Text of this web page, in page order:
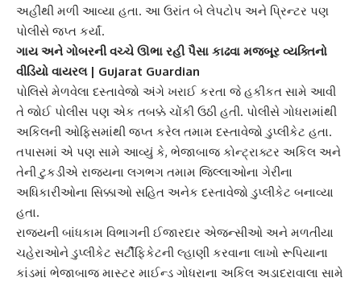
અહીંથી મળી આવ્યા હતા. આ ઉરાંત બે લેપટોપ અને પ્રિન્ટર પણ
પોલીસે જપ્ત કર્યાં.
ગાય અને ગોબરની વચ્ચે ઊભા રહી પૈસા કાઢવા મજબૂર વ્યક્તિનો
વીડિયો વાયરલ | Gujarat Guardian
પોલિસે મેળવેલા દસ્તાવેજો અંગે ખરાઈ કરતા જે હકીકત સામે આવી
તે જોઈ પોલીસ પણ એક તબક્કે ચોંકી ઉઠી હતી. પોલીસે ગોધરામાંથી
અકિલની ઓફિસમાંથી જપ્ત કરેલ તમામ દસ્તાવેજો ડુપ્લીકેટ હતા.
તપાસમાં એ પણ સામે આવ્યું કે, ભેજાબાજ કોન્ટ્રાક્ટર અકિલ અને
તેની ટુકડીએ રાજ્યના લગભગ તમામ જિલ્લાઓના ગેરીના
અધિકારીઓના સિક્કાઓ સહિત અનેક દસ્તાવેજો ડુપ્લીકેટ બનાવ્યા
હતા.
રાજ્યની બાંધકામ વિભાગની ઈજારદાર એજન્સીઓ અને મળતીયા
ચહેરાઓને ડુપ્લીકેટ સર્ટીફિકેટની લ્હાણી કરવાના લાખો રૂપિયાના
કાંડમાં ભેજાબાજ માસ્ટર માઈન્ડ ગોધરાના અકિલ અડાદરાવાલા સામે